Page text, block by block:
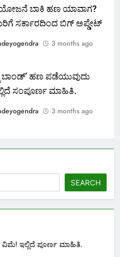
ಯೋಜನೆ ಬಾಕಿ ಹಣ ಯಾವಾಗ?
ಸರ್ಕಾರದಿಂದ ಬಿಗ್ ಅಪ್ಡೇಟ್
3 months ago
ಬಾಂಡ್’ ಹಣ ಪಡೆಯುವುದು
ಸಂಪೂರ್ಣ ಮಾಹಿತಿ.
3 months ago
SEARCH
ವಿಮೆ! ಇಲ್ಲಿದೆ ಪೂರ್ಣ ಮಾಹಿತಿ.